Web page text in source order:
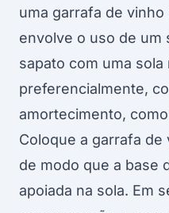
uma garrafa de
envolve o uso de um
sapato com uma
preferencialmente,
amortecimento,
Coloque a garrafa
de modo que a base
apoiada na sola. Em